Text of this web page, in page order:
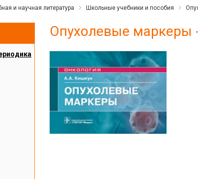
и научная литература Школьные учебники и пособия
Опухолевые маркеры